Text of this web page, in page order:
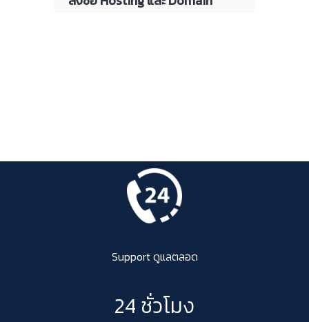
Support ดูแลตลอด
24 ชั่วโมง